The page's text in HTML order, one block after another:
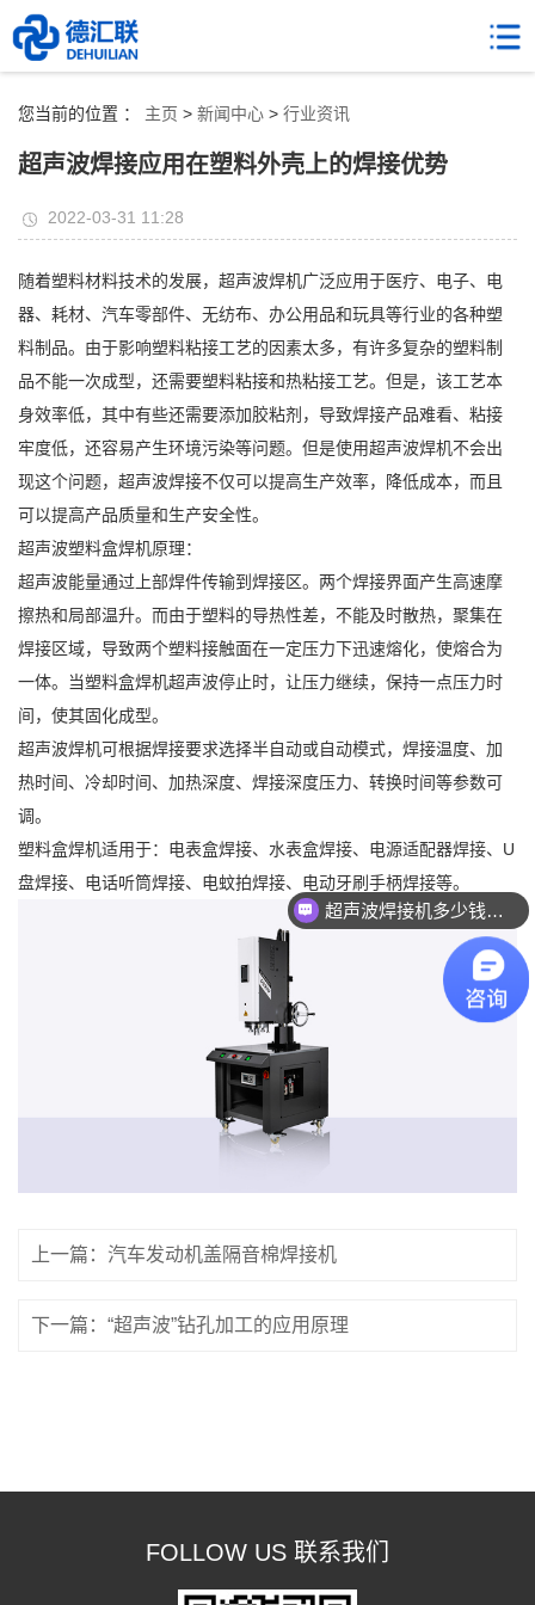
您当前的位置 ： 主页 > 新闻中心 > 行业资讯
超声波焊接应用在塑料外壳上的焊接优势
2022-03-31 11:28
随着塑料材料技术的发展，超声波焊机广泛应用于医疗、电子、电
器、耗材、汽车零部件、无纺布、办公用品和玩具等行业的各种塑
料制品。由于影响塑料粘接工艺的因素太多，有许多复杂的塑料制
品不能一次成型，还需要塑料粘接和热粘接工艺。但是，该工艺本
身效率低，其中有些还需要添加胶粘剂，导致焊接产品难看、粘接
牢度低，还容易产生环境污染等问题。但是使用超声波焊机不会出
现这个问题，超声波焊接不仅可以提高生产效率，降低成本，而且
可以提高产品质量和生产安全性。
超声波塑料盒焊机原理：
超声波能量通过上部焊件传输到焊接区。两个焊接界面产生高速摩
擦热和局部温升。而由于塑料的导热性差，不能及时散热，聚集在
焊接区域，导致两个塑料接触面在一定压力下迅速熔化，使熔合为
一体。当塑料盒焊机超声波停止时，让压力继续，保持一点压力时
间，使其固化成型。
超声波焊机可根据焊接要求选择半自动或自动模式，焊接温度、加
热时间、冷却时间、加热深度、焊接深度压力、转换时间等参数可
调。
塑料盒焊机适用于：电表盒焊接、水表盒焊接、电源适配器焊接、U
盘焊接、电话听筒焊接、电蚊拍焊接、电动牙刷手柄焊接等。
上一篇：汽车发动机盖隔音棉焊接机
下一篇：“超声波”钻孔加工的应用原理
FOLLOW US 联系我们
超声波焊接机多少钱一台？